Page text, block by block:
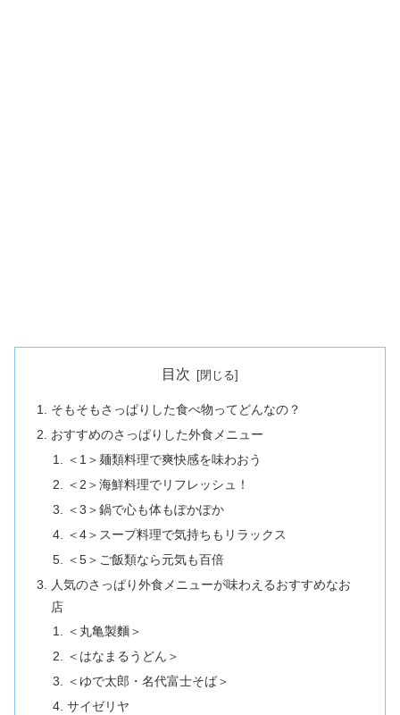
目次
そもそもさっぱりした食べ物ってどんなの？
おすすめのさっぱりした外食メニュー
＜1＞麺類料理で爽快感を味わおう
＜2＞海鮮料理でリフレッシュ！
＜3＞鍋で心も体もぽかぽか
＜4＞スープ料理で気持ちもリラックス
＜5＞ご飯類なら元気も百倍
人気のさっぱり外食メニューが味わえるおすすめなお
店
＜丸亀製麵＞
＜はなまるうどん＞
＜ゆで太郎・名代富士そば＞
サイゼリヤ